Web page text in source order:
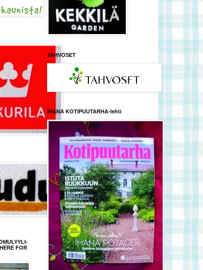
FOR
TAHVOSET
IHANA KOTIPUUTARHA-lehti